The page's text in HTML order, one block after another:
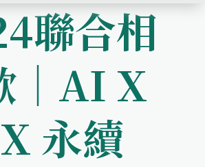
聯合相
｜AI X
永續